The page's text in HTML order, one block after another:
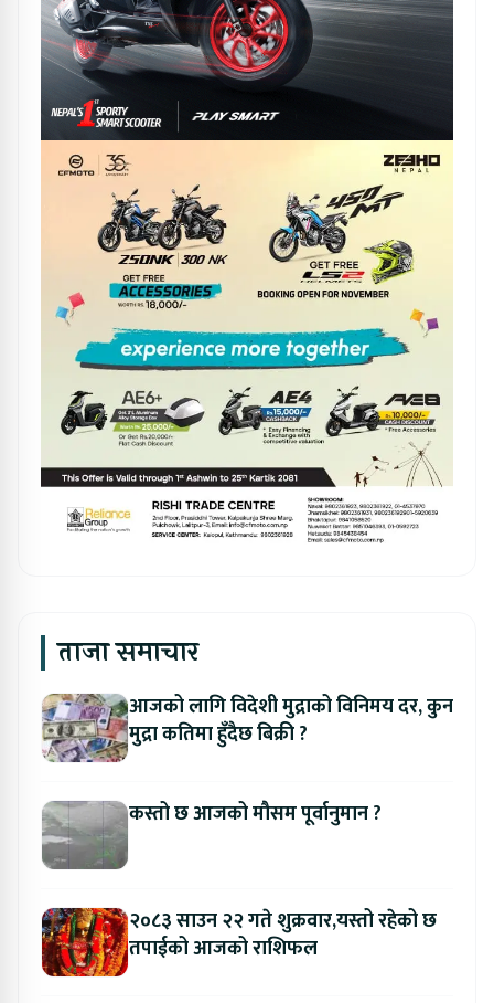
ताजा समाचार
आजको लागि विदेशी मुद्राको विनिमय दर, कुन
मुद्रा कतिमा हुँदैछ बिक्री ?
कस्तो छ आजको मौसम पूर्वानुमान ?
२०८३ साउन २२ गते शुक्रवार,यस्तो रहेको छ
तपाईको आजको राशिफल